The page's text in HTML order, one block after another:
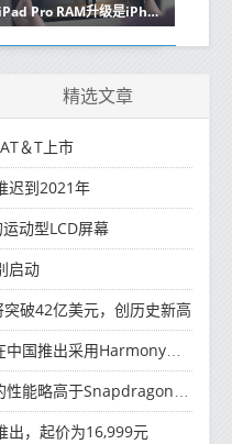
iPad Pro RAM升级是iPhone 12的好兆头
精选文章
＆T上市
迟到2021年
动型LCD屏幕
启动
破42亿美元，创历史新高
HarmonyOS 2.0的智能家居产品
略高于Snapdragon 765G
出，起价为16,999元